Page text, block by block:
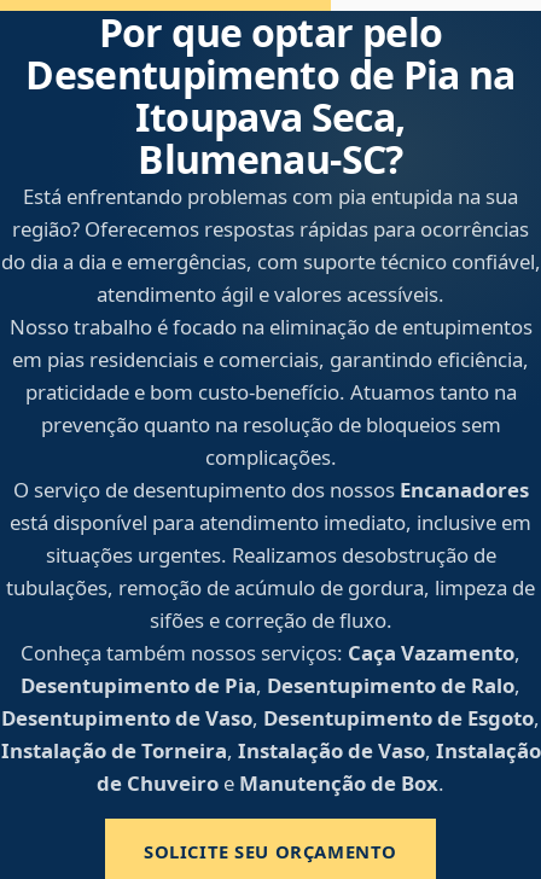
Por que optar pelo
Desentupimento de Pia na
Itoupava Seca,
Blumenau‑SC?
Está enfrentando problemas com pia entupida na sua
região? Oferecemos respostas rápidas para ocorrências
do dia a dia e emergências, com suporte técnico confiável,
atendimento ágil e valores acessíveis.
Nosso trabalho é focado na eliminação de entupimentos
em pias residenciais e comerciais, garantindo eficiência,
praticidade e bom custo-benefício. Atuamos tanto na
prevenção quanto na resolução de bloqueios sem
complicações.
O serviço de desentupimento dos nossos Encanadores
está disponível para atendimento imediato, inclusive em
situações urgentes. Realizamos desobstrução de
tubulações, remoção de acúmulo de gordura, limpeza de
sifões e correção de fluxo.
Conheça também nossos serviços: Caça Vazamento,
Desentupimento de Pia, Desentupimento de Ralo,
Desentupimento de Vaso, Desentupimento de Esgoto,
Instalação de Torneira, Instalação de Vaso, Instalação
de Chuveiro e Manutenção de Box.
SOLICITE SEU ORÇAMENTO